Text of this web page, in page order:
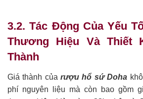
3.2. Tác Động Của Yếu
Thương Hiệu Và Thiết
Thành
Giá thành củarượu hổ sứ Doha
phí nguyên liệu mà còn bao gồm